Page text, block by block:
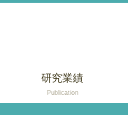
研究業績
Publication